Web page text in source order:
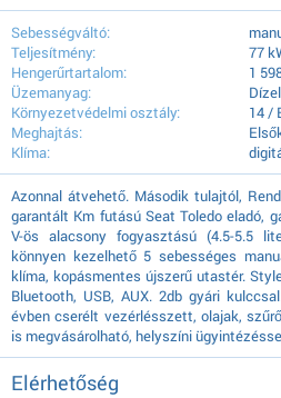
Sebességváltó:
Teljesítmény:
77
Hengerűrtartalom:
1
Üzemanyag:
Dízel
Környezetvédelmi osztály:
14 /
Meghajtás:
Klíma:
Azonnal átvehető. Második tulajtól,
garantált Km futású Seat Toledo eladó,
V-ös alacsony fogyasztású (4.5-5.5
könnyen kezelhető 5 sebességes
klíma, kopásmentes újszerű utastér.
Bluetooth, USB, AUX. 2db gyári
évben cserélt vezérlésszett, olajak,
is megvásárolható, helyszíni
Elérhetőség